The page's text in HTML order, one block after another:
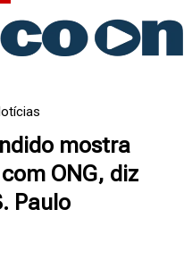
mostra
ONG, diz
Paulo